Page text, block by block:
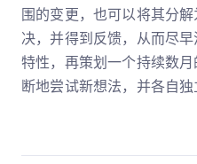
围的变更，也可以将其分
决，并得到反馈，从而尽
特性，再策划一个持续数
断地尝试新想法，并各自独